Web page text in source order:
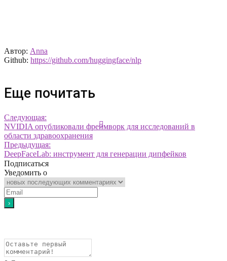
Автор: Anna
Github: https://github.com/huggingface/nlp
Еще почитать
Следующая:
NVIDIA опубликовали фреймворк для исследований в
области здравоохранения
Предыдущая:
DeepFaceLab: инструмент для генерации дипфейков
Подписаться
Уведомить о